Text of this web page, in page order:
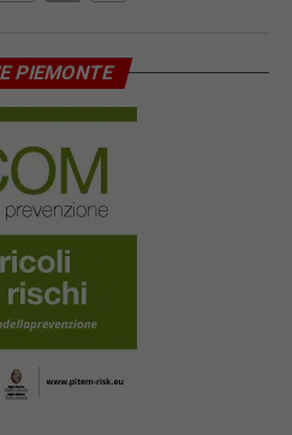
PIEMONTE